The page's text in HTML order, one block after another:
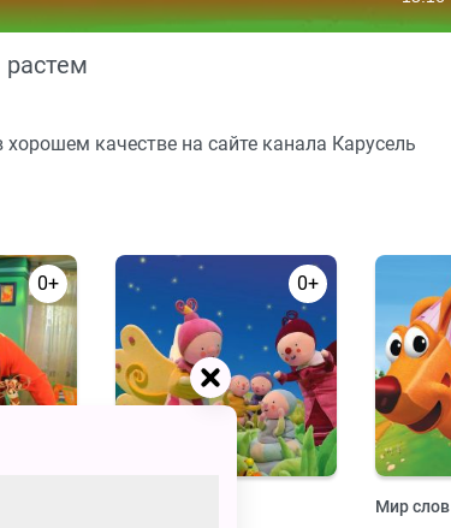
качестве на сайте канала Карусель
0+ 0+
Мир слов